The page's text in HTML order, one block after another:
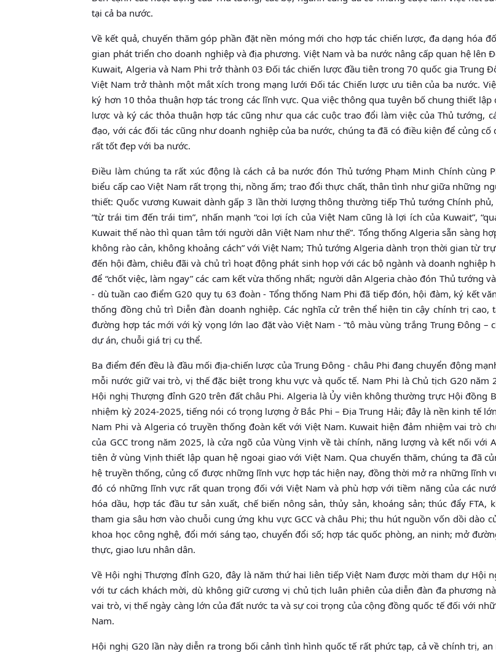
tại cả ba nước.
Về kết quả, chuyến thăm góp phần đặt nền móng mới cho hợp tác chiến lược, đa dạng hóa
gian phát triển cho doanh nghiệp và địa phương. Việt Nam và ba nước nâng cấp quan hệ lên
Kuwait, Algeria và Nam Phi trở thành 03 Đối tác chiến lược đầu tiên trong 70 quốc gia Trung
Việt Nam trở thành một mắt xích trong mạng lưới Đối tác Chiến lược ưu tiên của ba nước.
ký hơn 10 thỏa thuận hợp tác trong các lĩnh vực. Qua việc thông qua tuyên bố chung thiết lập
lược và ký các thỏa thuận hợp tác cũng như qua các cuộc trao đổi làm việc của Thủ tướng,
đạo, với các đối tác cũng như doanh nghiệp của ba nước, chúng ta đã có điều kiện để củng
rất tốt đẹp với ba nước.
Điều làm chúng ta rất xúc động là cách cả ba nước đón Thủ tướng Phạm Minh Chính cùng
biểu cấp cao Việt Nam rất trọng thị, nồng ấm; trao đổi thực chất, thân tình như giữa những
thiết: Quốc vương Kuwait dành gấp 3 lần thời lượng thông thường tiếp Thủ tướng Chính
“từ trái tim đến trái tim”, nhấn mạnh “coi lợi ích của Việt Nam cũng là lợi ích của Kuwait”,
Kuwait thế nào thì quan tâm tới người dân Việt Nam như thế”. Tổng thống Algeria sẵn sàng
không rào cản, không khoảng cách” với Việt Nam; Thủ tướng Algeria dành trọn thời gian từ
đến hội đàm, chiêu đãi và chủ trì hoạt động phát sinh họp với các bộ ngành và doanh nghiệp
để “chốt việc, làm ngay” các cam kết vừa thống nhất; người dân Algeria chào đón Thủ tướng
- dù tuần cao điểm G20 quy tụ 63 đoàn - Tổng thống Nam Phi đã tiếp đón, hội đàm, ký kết
thống đồng chủ trì Diễn đàn doanh nghiệp. Các nghĩa cử trên thể hiện tin cậy chính trị cao,
đường hợp tác mới với kỳ vọng lớn lao đặt vào Việt Nam - “tô màu vùng trắng Trung Đông –
dự án, chuỗi giá trị cụ thể.
Ba điểm đến đều là đầu mối địa-chiến lược của Trung Đông - châu Phi đang chuyển động
mỗi nước giữ vai trò, vị thế đặc biệt trong khu vực và quốc tế. Nam Phi là Chủ tịch G20 năm
Hội nghị Thượng đỉnh G20 trên đất châu Phi. Algeria là Ủy viên không thường trực Hội đồng
nhiệm kỳ 2024-2025, tiếng nói có trọng lượng ở Bắc Phi – Địa Trung Hải; đây là nền kinh tế
Nam Phi và Algeria có truyền thống đoàn kết với Việt Nam. Kuwait hiện đảm nhiệm vai trò
của GCC trong năm 2025, là cửa ngõ của Vùng Vịnh về tài chính, năng lượng và kết nối với
tiên ở vùng Vịnh thiết lập quan hệ ngoại giao với Việt Nam. Qua chuyến thăm, chúng ta đã
hệ truyền thống, củng cố được những lĩnh vực hợp tác hiện nay, đồng thời mở ra những lĩnh
đó có những lĩnh vực rất quan trọng đối với Việt Nam và phù hợp với tiềm năng của các
hóa dầu, hợp tác đầu tư sản xuất, chế biến nông sản, thủy sản, khoáng sản; thúc đẩy FTA,
tham gia sâu hơn vào chuỗi cung ứng khu vực GCC và châu Phi; thu hút nguồn vốn dồi dào
khoa học công nghệ, đổi mới sáng tạo, chuyển đổi số; hợp tác quốc phòng, an ninh; mở
thực, giao lưu nhân dân.
Về Hội nghị Thượng đỉnh G20, đây là năm thứ hai liên tiếp Việt Nam được mời tham dự Hội
với tư cách khách mời, dù không giữ cương vị chủ tịch luân phiên của diễn đàn đa phương
vai trò, vị thế ngày càng lớn của đất nước ta và sự coi trọng của cộng đồng quốc tế đối với
Nam.
Hội nghị G20 lần này diễn ra trong bối cảnh tình hình quốc tế rất phức tạp, cả về chính trị, an